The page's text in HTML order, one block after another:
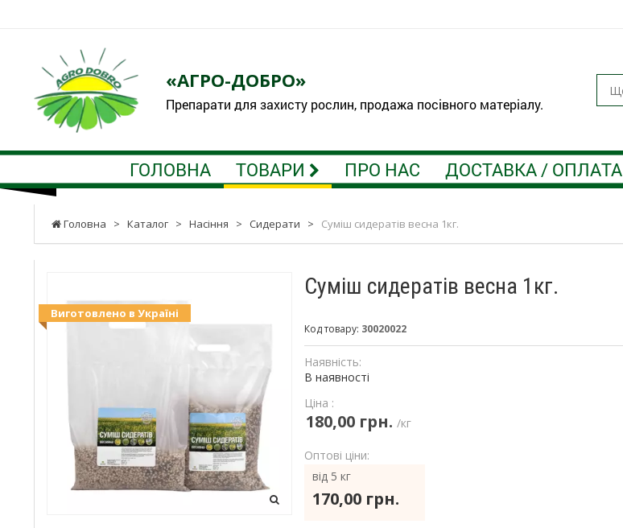
«АГРО-ДОБРО»
Препарати для захисту рослин, продажа посівного матеріалу.
ГОЛОВНА ТОВАРИ ПРО НАС ДОСТАВКА / ОПЛАТА
Головна > Каталог > Насіння > Сидерати > Суміш сидератів весна 1кг.
Суміш сидератів весна 1кг.
Код товару: 30020022
Виготовлено в Україні
Наявність:
В наявності
Ціна :
180,00 грн. /кг
Оптові ціни:
від 5 кг
170,00 грн.